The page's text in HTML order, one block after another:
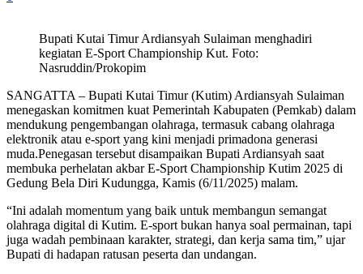
Bupati Kutai Timur Ardiansyah Sulaiman menghadiri
kegiatan E-Sport Championship Kut. Foto:
Nasruddin/Prokopim
SANGATTA – Bupati Kutai Timur (Kutim) Ardiansyah Sulaiman
menegaskan komitmen kuat Pemerintah Kabupaten (Pemkab) dalam
mendukung pengembangan olahraga, termasuk cabang olahraga
elektronik atau e-sport yang kini menjadi primadona generasi
muda.Penegasan tersebut disampaikan Bupati Ardiansyah saat
membuka perhelatan akbar E-Sport Championship Kutim 2025 di
Gedung Bela Diri Kudungga, Kamis (6/11/2025) malam.
“Ini adalah momentum yang baik untuk membangun semangat
olahraga digital di Kutim. E-sport bukan hanya soal permainan, tapi
juga wadah pembinaan karakter, strategi, dan kerja sama tim,” ujar
Bupati di hadapan ratusan peserta dan undangan.